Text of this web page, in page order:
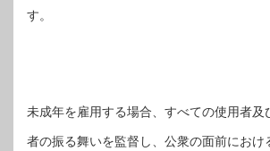
す。
未成年を雇用する場合、すべての使用者及
者の振る舞いを監督し、公衆の面前におけ